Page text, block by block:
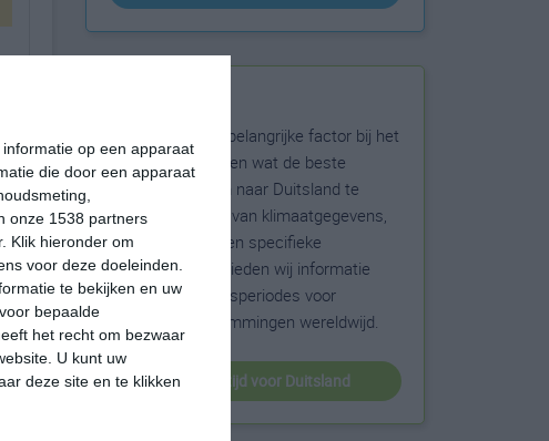
op een apparaat
die door een apparaat
onze 1538 partners
Klik hieronder om
voor deze doeleinden.
te bekijken en uw
bepaalde
het recht om bezwaar
U kunt uw
deze site en te klikken
Het weer is een belangrijke factor bij het
reizen. Wil je weten wat de beste
maanden zijn om naar Duitsland te
reizen? Op basis van klimaatgegevens,
weersextremen en specifieke
weerinformatie bieden wij informatie
over de beste reisperiodes voor
duizenden bestemmingen wereldwijd.
beste reistijd voor Duitsland